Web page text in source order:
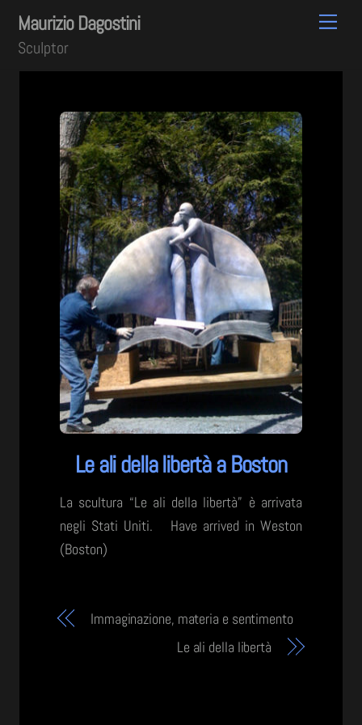
Skip
content
Maurizio Dagostini
Sculptor
Le ali della libertà a Boston
La scultura “Le ali della libertà” è arrivata
negli Stati Uniti. Have arrived in Weston
(Boston)
Immaginazione, materia e sentimento
Le ali della libertà